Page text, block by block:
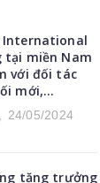
tại miền Nam
với đối tác
mới,...
24/05/2024
tăng trưởng